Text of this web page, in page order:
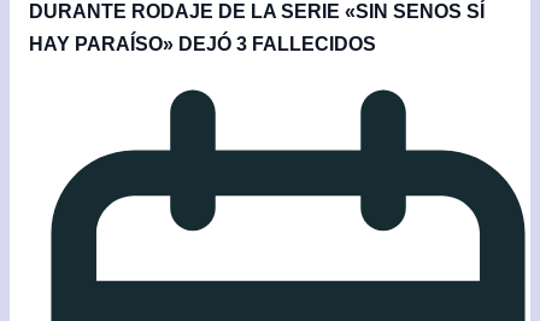
DURANTE RODAJE DE LA SERIE «SIN SENOS SÍ
HAY PARAÍSO» DEJÓ 3 FALLECIDOS